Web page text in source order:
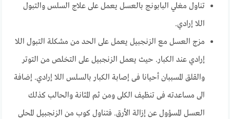
تناول مغلي البابونج بالعسل يعمل على علاج السلس والتبول
اللا إرادي.
مزج العسل مع الزنجبيل يعمل على الحد من مشكلة التبول اللا
إرادي عند الكبار. حيث يعمل الزنجبيل على التخلص من التوتر
والقلق المسببان أحيانا فى إصابة الكبار بالسلس اللا إرادي. إضافة
الى مساعدته فى تنظيف الكلى ومن ثم المثانة والحالب كذلك
العسل المسؤول عن إزالة الأرق. فتناول كوب من الزنجبيل المحلى